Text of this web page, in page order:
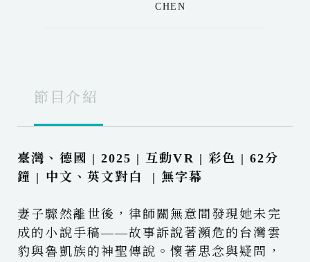
CHEN
節目介紹
臺灣、德國 | 2025 | 互動VR | 彩色 | 62分
鐘 | 中文、英文對白 | 無字幕
妻子驟然離世後，律師關無意間發現她未完
成的小說手稿——故事訴說著瀕危的台灣雲
豹與魯凱族的神聖傳說。懷著思念與疑問，